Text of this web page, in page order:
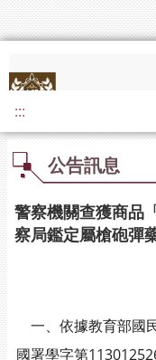
:::
公告訊息
警察機關查獲商品
察局鑑定屬槍砲彈
一、依據教育部國
國署學字第